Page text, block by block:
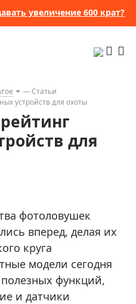
увеличение 600 крат?
Статьи
устройств для охоты
для
фотоловушек
вперед, делая их
круга
модели сегодня
функций,
и датчики